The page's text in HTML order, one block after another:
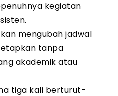
kegiatan
mengubah jadwal
tanpa
akademik atau
tiga kali berturut-